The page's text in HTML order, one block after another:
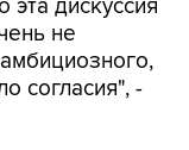
эта дискуссия
не
согласия", -